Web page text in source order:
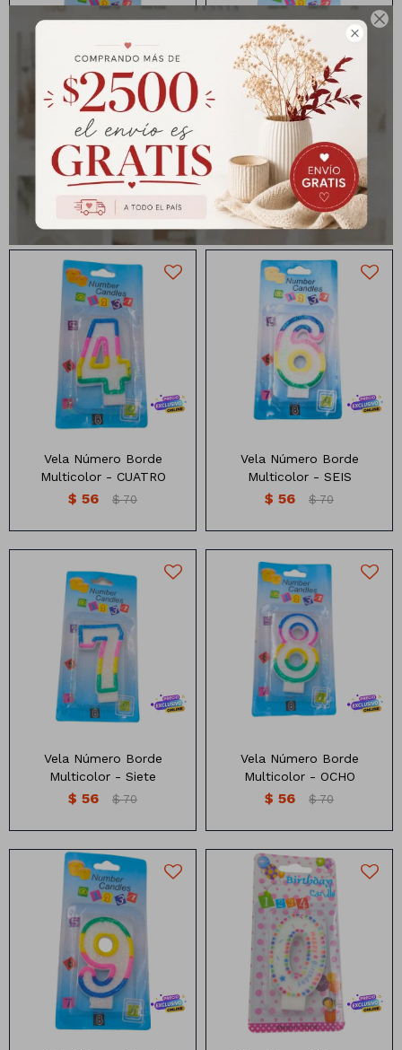

borde de colores
Vela Número Borde
Multicolor - uno
$ 56 $
Vela Numero blanca con
borde de colores
Vela Número Borde
Multicolor - TRES
$ 56 70
Vela Numero blanca con
borde de colores
Vela Número Borde
Multicolor - CUATRO
$ 56 $ 70
Vela Numero blanca con
borde de colores
Vela Número Borde
Multicolor - SEIS
$ 56 $ 70
Vela Numero blanca con
borde de colores
Vela Número Borde
Multicolor - Siete
$ 56 $ 70
Vela Numero blanca con
borde de colores
Vela Número Borde
Multicolor - OCHO
$ 56 $ 70
Vela Numero blanca con
borde de colores
Vela Número con borde de
puntitos de colores